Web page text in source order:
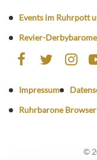
Events im Ruhrpott
Revier-
Impressum
Ruhrbarone
©